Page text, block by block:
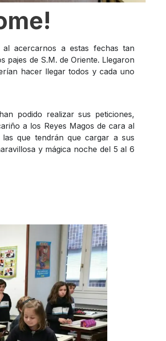
acercarnos a estas fechas tan
pajes de S.M. de Oriente. Llegaron
hacer llegar todos y cada uno
podido realizar sus peticiones,
a los Reyes Magos de cara al
que tendrán que cargar a sus
y mágica noche del 5 al 6